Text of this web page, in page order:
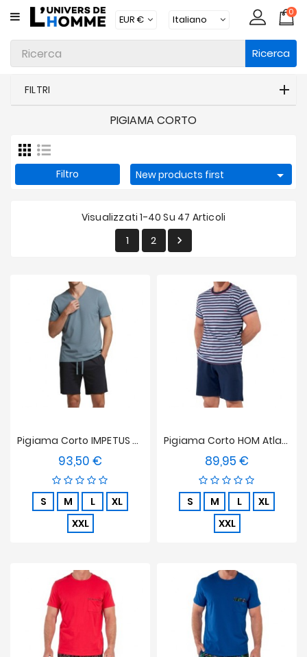
CATEGORIA
Intimo
Accessori
Offerte
0
Ricerca
FILTRI
PIGIAMA CORTO
Filtro New products first 
Visualizzati 1-40 Su 47 Articoli
1 2 
Pigiama Corto IMPETUS Soft Premium - Azzurro Chiaro
93,50 €
S M L
XL
XXL
Pigiama Corto HOM Atlantic
89,95 €
S M L
XL
XXL